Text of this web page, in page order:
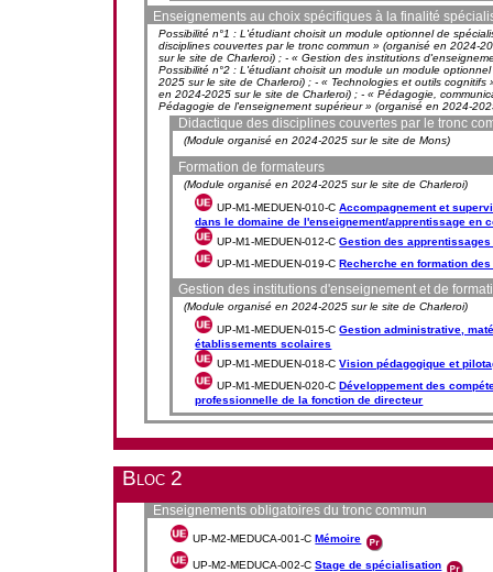
Enseignements au choix spécifiques à la finalité
Possibilité n°1 : L'étudiant choisit un module optionnel de
disciplines couvertes par le tronc commun » (organisé en 2024-
sur le site de Charleroi) ; - « Gestion des institutions
Possibilité n°2 : L'étudiant choisit un module un module
2025 sur le site de Charleroi) ; - « Technologies et outils
en 2024-2025 sur le site de Charleroi) ; - « Pédagogie,
Pédagogie de l'enseignement supérieur » (organisé en 2024-
Didactique des disciplines couvertes par le tronc
(Module organisé en 2024-2025 sur le site de Mons)
Formation de formateurs
(Module organisé en 2024-2025 sur le site de Charleroi)
UP-M1-MEDUEN-010-CAccompagnement et
dans le domaine de l'enseignement/apprentissage en
UP-M1-MEDUEN-012-CGestion des
UP-M1-MEDUEN-019-CRecherche en formation
Gestion des institutions d'enseignement et de
(Module organisé en 2024-2025 sur le site de Charleroi)
UP-M1-MEDUEN-015-CGestion administrative,
établissements scolaires
UP-M1-MEDUEN-018-CVision pédagogique et
UP-M1-MEDUEN-020-CDéveloppement des
professionnelle de la fonction de directeur
Bloc 2
Enseignements obligatoires du tronc commun
UP-M2-MEDUCA-001-CMémoire
UP-M2-MEDUCA-002-CStage de spécialisation